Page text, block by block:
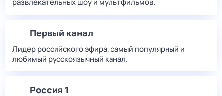
развлекательных шоу и мультфильмов.
Первый канал
Лидер российского эфира, самый популярный и
любимый русскоязычный канал.
Россия 1